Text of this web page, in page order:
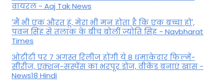
वायरल - Aaj Tak News
'मैं भी एक औरत हूं, मेरा भी मन होता है कि एक बच्चा हो',
पवन सिंह से तलाक के बीच बोलीं ज्योति सिंह - Navbharat
Times
ओटीटी पर 7 अगस्त रिलीज होंगी ये 8 धमाकेदार फिल्में-
सीरीज, एक्शन-सस्पेंस का भरपूर डोज, वीकेंड बनाएं खास -
News18 Hindi